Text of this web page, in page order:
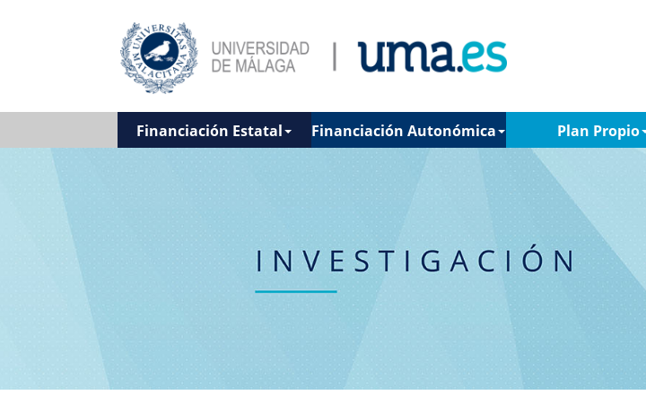
Financiación Estatal Financiación Autonómica Plan Propio